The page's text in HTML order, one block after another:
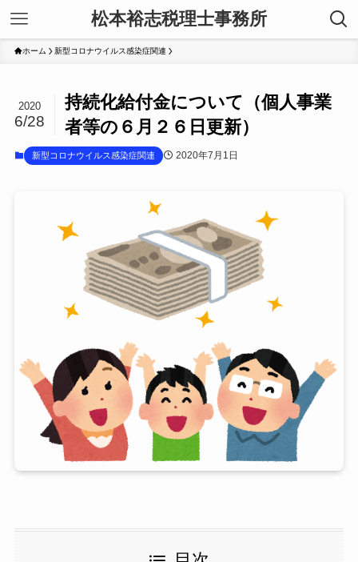
松本裕志税理士事務所
ホーム 新型コロナウイルス感染症関連
持続化給付金について（個人事業
者等の６月２６日更新）
2020
6/28
新型コロナウイルス感染症関連 2020年7月1日